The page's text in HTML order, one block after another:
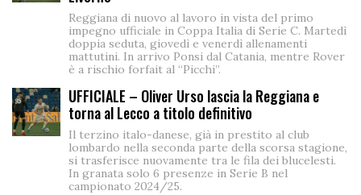
Reggiana di nuovo al lavoro in vista del primo
impegno ufficiale in Coppa Italia di Serie C. Martedì
doppia seduta, giovedì e venerdì allenamenti
mattutini. In arrivo Ponsi dal Catania, mentre Rover
è a rischio forfait al “Picchi”.
UFFICIALE – Oliver Urso lascia la Reggiana e
torna al Lecco a titolo definitivo
Il terzino italo-danese, già in prestito al club
lombardo nella seconda parte della scorsa stagione,
si trasferisce nuovamente tra le fila dei blucelesti.
In granata solo 6 presenze in Serie B nel
campionato 2024/25.